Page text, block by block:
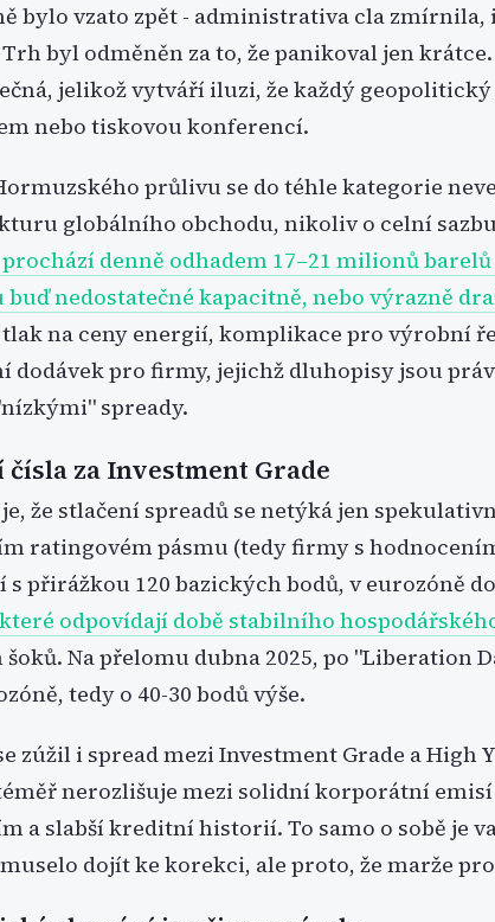
bylo vzato zpět - administrativa cla
byl odměněn za to, že panikoval jen
jelikož vytváří iluzi, že každý
nebo tiskovou konferencí.
průlivu se do téhle kategorie
globálního obchodu, nikoliv o celní
denně odhadem 17–21 milionů
buď nedostatečné kapacitně, nebo výrazně
na ceny energií, komplikace pro výrobní
dodávek pro firmy, jejichž dluhopisy jsou
spready.
čísla za Investment Grade
že stlačení spreadů se netýká jen
ratingovém pásmu (tedy firmy s hodnocením
s přirážkou 120 bazických bodů, v eurozóně
odpovídají době stabilního
Na přelomu dubna 2025, po "Liberation
tedy o 40-30 bodů výše.
zúžil i spread mezi Investment Grade a High
nerozlišuje mezi solidní korporátní
a slabší kreditní historií. To samo o sobě je
dojít ke korekci, ale proto, že marže